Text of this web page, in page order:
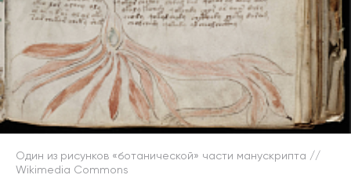
Один из рисунков «ботанической» части манускрипта //
Wikimedia Commons